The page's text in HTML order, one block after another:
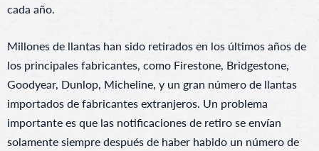
cada año.
Millones de llantas han sido retirados en los últimos años de
los principales fabricantes, como Firestone, Bridgestone,
Goodyear, Dunlop, Micheline, y un gran número de llantas
importados de fabricantes extranjeros. Un problema
importante es que las notificaciones de retiro se envían
solamente siempre después de haber habido un número de